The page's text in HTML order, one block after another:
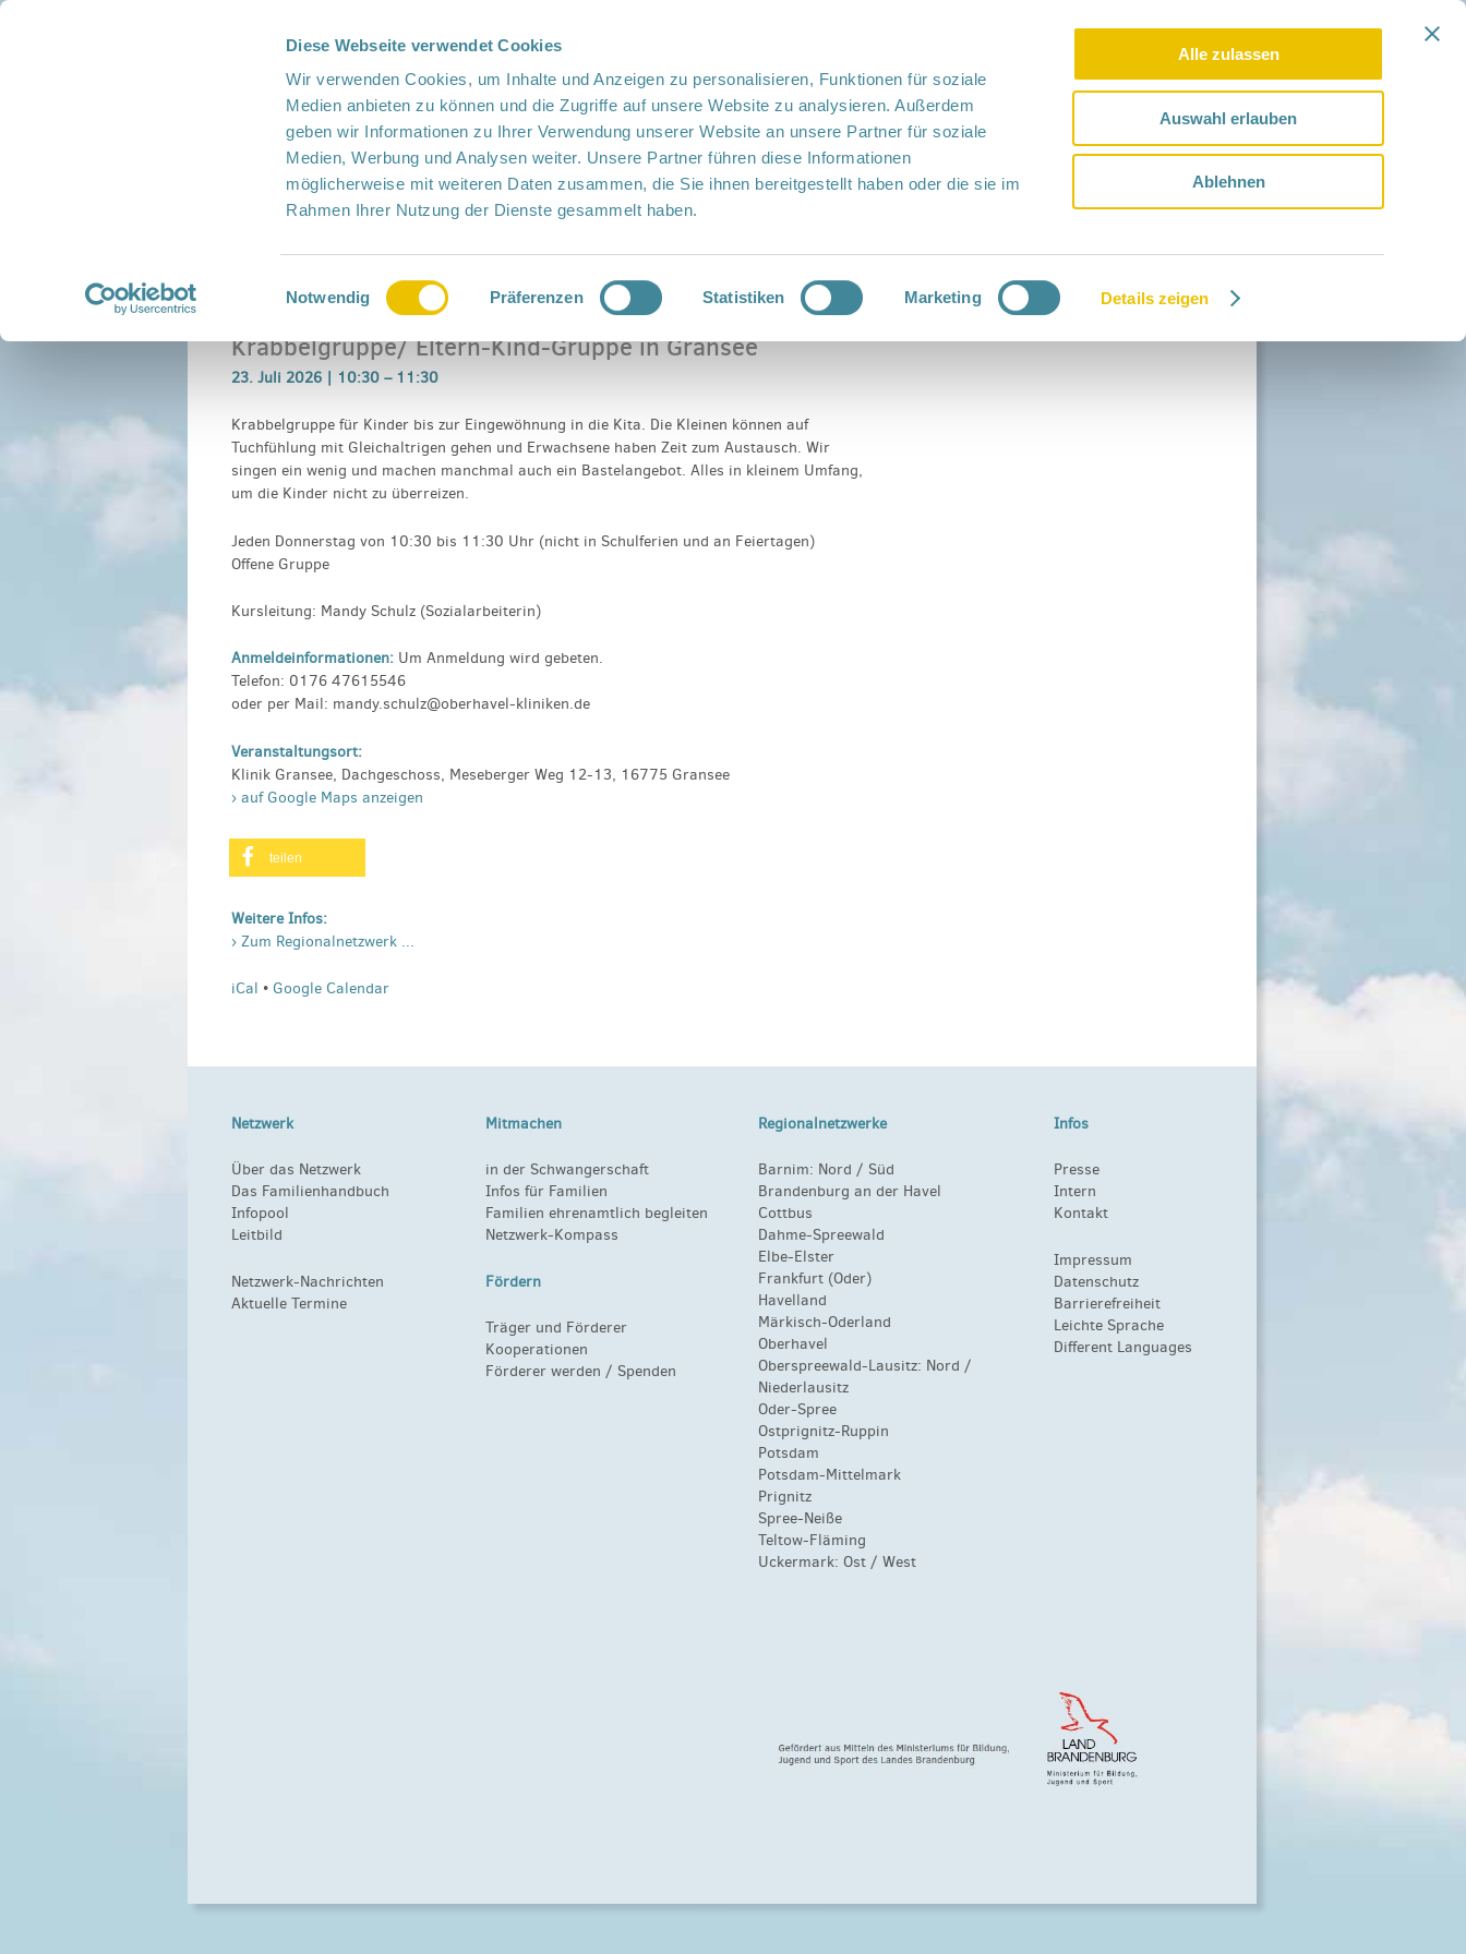
Diese Webseite verwendet Cookies
Wir verwenden Cookies, um Inhalte und Anzeigen zu personalisieren, Funktionen für soziale
Medien anbieten zu können und die Zugriffe auf unsere Website zu analysieren. Außerdem
geben wir Informationen zu Ihrer Verwendung unserer Website an unsere Partner für soziale
Medien, Werbung und Analysen weiter. Unsere Partner führen diese Informationen
möglicherweise mit weiteren Daten zusammen, die Sie ihnen bereitgestellt haben oder die sie im
Rahmen Ihrer Nutzung der Dienste gesammelt haben.
Einwilligungsauswahl
Notwendig Präferenzen Statistiken Marketing Details zeigen
Alle zulassen
Auswahl erlauben
Ablehnen
Intern Netzwerk-Kompass Leichte Sprache
Termine
Krabbelgruppe/ Eltern-Kind-Gruppe in Gransee
Krabbelgruppe/ Eltern-Kind-Gruppe in Gransee
23. Juli 2026 | 10:30 – 11:30
Krabbelgruppe für Kinder bis zur Eingewöhnung in die Kita. Die Kleinen können auf
Tuchfühlung mit Gleichaltrigen gehen und Erwachsene haben Zeit zum Austausch. Wir
singen ein wenig und machen manchmal auch ein Bastelangebot. Alles in kleinem Umfang,
um die Kinder nicht zu überreizen.
Jeden Donnerstag von 10:30 bis 11:30 Uhr (nicht in Schulferien und an Feiertagen)
Offene Gruppe
Kursleitung: Mandy Schulz (Sozialarbeiterin)
Anmeldeinformationen: Um Anmeldung wird gebeten.
Telefon: 0176 47615546
oder per Mail: mandy.schulz@oberhavel-kliniken.de
Veranstaltungsort:
Klinik Gransee, Dachgeschoss, Meseberger Weg 12-13, 16775 Gransee
› auf Google Maps anzeigen
teilen
Weitere Infos:
› Zum Regionalnetzwerk ...
iCal • Google Calendar
Netzwerk
Über das Netzwerk
Das Familienhandbuch
Infopool
Leitbild
Netzwerk-Nachrichten
Aktuelle Termine
Mitmachen
in der Schwangerschaft
Infos für Familien
Familien ehrenamtlich begleiten
Netzwerk-Kompass
Fördern
Träger und Förderer
Kooperationen
Förderer werden / Spenden
Regionalnetzwerke
Barnim: Nord / Süd
Brandenburg an der Havel
Cottbus
Dahme-Spreewald
Elbe-Elster
Frankfurt (Oder)
Havelland
Märkisch-Oderland
Oberhavel
Oberspreewald-Lausitz: Nord /
Niederlausitz
Oder-Spree
Ostprignitz-Ruppin
Potsdam
Potsdam-Mittelmark
Prignitz
Spree-Neiße
Teltow-Fläming
Uckermark:Ost /West
Infos
Presse
Intern
Kontakt
Impressum
Datenschutz
Barrierefreiheit
Leichte Sprache
Different Languages